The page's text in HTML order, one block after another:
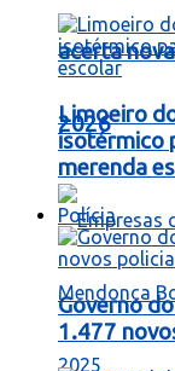
acerta
2026
Limoeiro
isotérmico
merenda
Polícia
Governo
1.477